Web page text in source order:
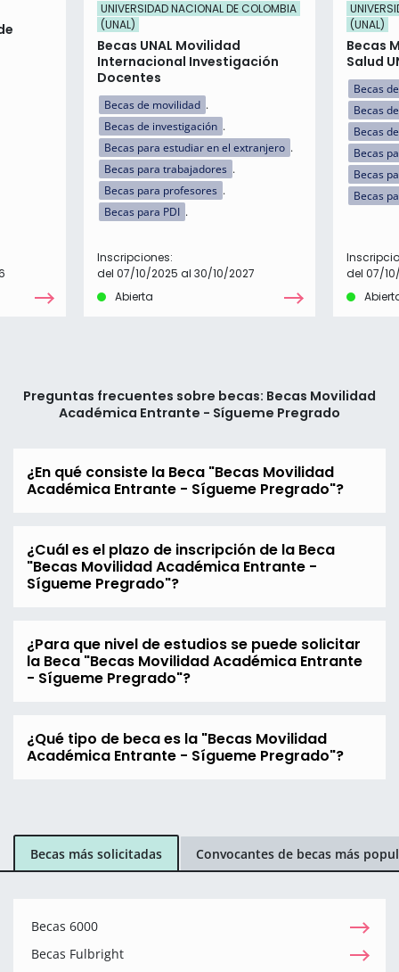
UNIVERSIDAD NACIONAL DE COLOMBIA
(UNAL)
Becas UNAL Movilidad
Internacional Investigación
Docentes
Becas de movilidad
Becas de investigación
Becas para estudiar en el extranjero
Becas para trabajadores
Becas para profesores
Becas para PDI
Inscripciones:
del 07/10/2025 al 30/10/2027
Abierta
(UNAL)
Becas
Salud
Becas
Becas
Becas
Becas
Becas
Becas
del 07/
Preguntas frecuentes sobre becas: Becas Movilidad
Académica Entrante - Sígueme Pregrado
¿En qué consiste la Beca "Becas Movilidad
Académica Entrante - Sígueme Pregrado"?
¿Cuál es el plazo de inscripción de la Beca
"Becas Movilidad Académica Entrante -
Sígueme Pregrado"?
¿Para que nivel de estudios se puede solicitar
la Beca "Becas Movilidad Académica Entrante
- Sígueme Pregrado"?
¿Qué tipo de beca es la "Becas Movilidad
Académica Entrante - Sígueme Pregrado"?
Becas más solicitadas Convocantes de becas más
Becas 6000
Becas Fulbright